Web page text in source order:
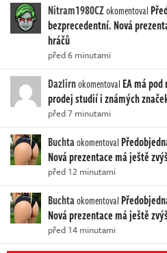
Nitram1980CZokomentoval
bezprecedentní. Nová
hráčů
před 6 minutami
Dazlirnokomentoval EA má
prodej studií i známých
před 7 minutami
Buchtaokomentoval
Nová prezentace má ještě
před 12 minutami
Buchtaokomentoval
Nová prezentace má ještě
před 14 minutami